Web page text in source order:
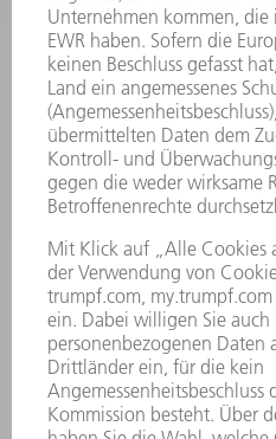
SMART FACTORY
SOFTWARE
SERVICES
ANWENDUNGEN
BRANCHEN
UNTERNEHMEN
KARRIERE
STELLENANGEBOTE
UNTERNEHMENSPROFIL
GESCHÄFTSBERICHT
UNTERNEHMENSGRUNDSÄTZE
COMPLIANCE
HINWEISGEBERSYSTEM
SECURITY
PRESSEMITTEILUNGEN
MAGAZINE
LIEFERANTEN